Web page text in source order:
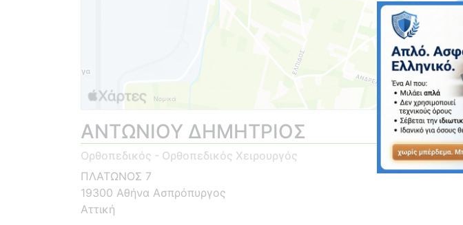
ΑΝΤΩΝΙΟΥ ΔΗΜΗΤΡΙΟΣ
Ορθοπεδικός - Ορθοπεδικός Χειρουργός
ΠΛΑΤΩΝΟΣ 7
19300 Αθήνα Ασπρόπυργος
Αττική